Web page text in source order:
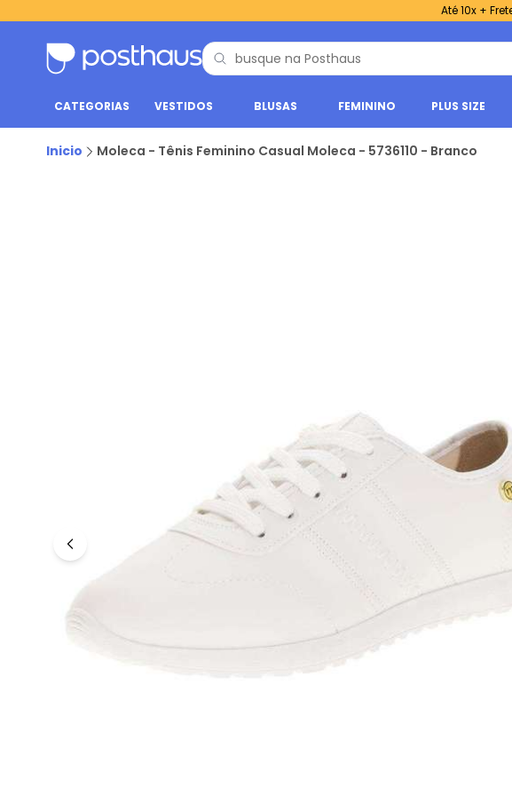
Até 10x +
CATEGORIAS VESTIDOS BLUSAS FEMININO PLUS SIZE
Inicio Moleca - Tênis Feminino Casual Moleca - 5736110 - Branco